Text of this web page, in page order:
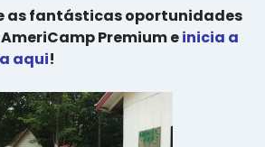
as fantásticas oportunidades
Premium einicia a
aqui!